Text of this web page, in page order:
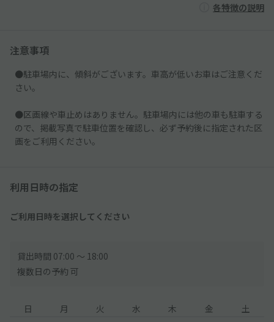
各特徴の説明
注意事項
●駐車場内に、傾斜がございます。車高が低いお車はご注意くだ
さい。
●区画線や車止めはありません。駐車場内には他の車も駐車する
ので、掲載写真で駐車位置を確認し、必ず予約後に指定された区
画をご利用ください。
利用日時の指定
ご利用日時を選択してください
貸出時間 07:00 〜 18:00
複数日の予約 可
日 月 火 水 木 金 土